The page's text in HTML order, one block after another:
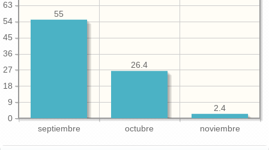
septiembre octubre noviembre
0
9
18
27
36
45
54
63
2.4
26.4
55